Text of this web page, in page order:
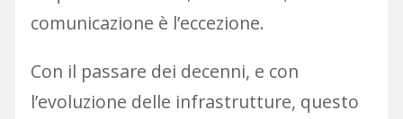
comunicazione è l’eccezione.
Con il passare dei decenni, e con
l’evoluzione delle infrastrutture, questo